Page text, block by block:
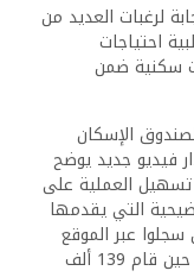
لرغبات العديد من
احتياجات
سكنية ضمن
الإسكان
فيديو جديد يوضح
العملية على
التي يقدمها
عبر الموقع
الإلكتروني لحجز الوحدات بلغ 234 ألفًا، في حين قام 139 ألف